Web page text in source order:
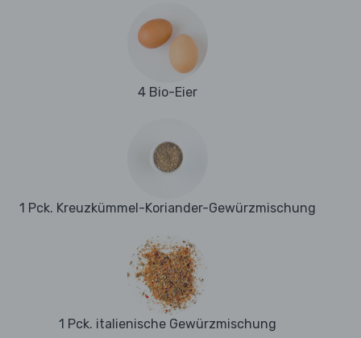
4 Bio-Eier
1 Pck. Kreuzkümmel-Koriander-Gewürzmischung
1 Pck. italienische Gewürzmischung